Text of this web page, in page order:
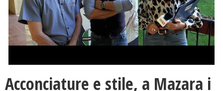
Acconciature e stile, a Mazara i